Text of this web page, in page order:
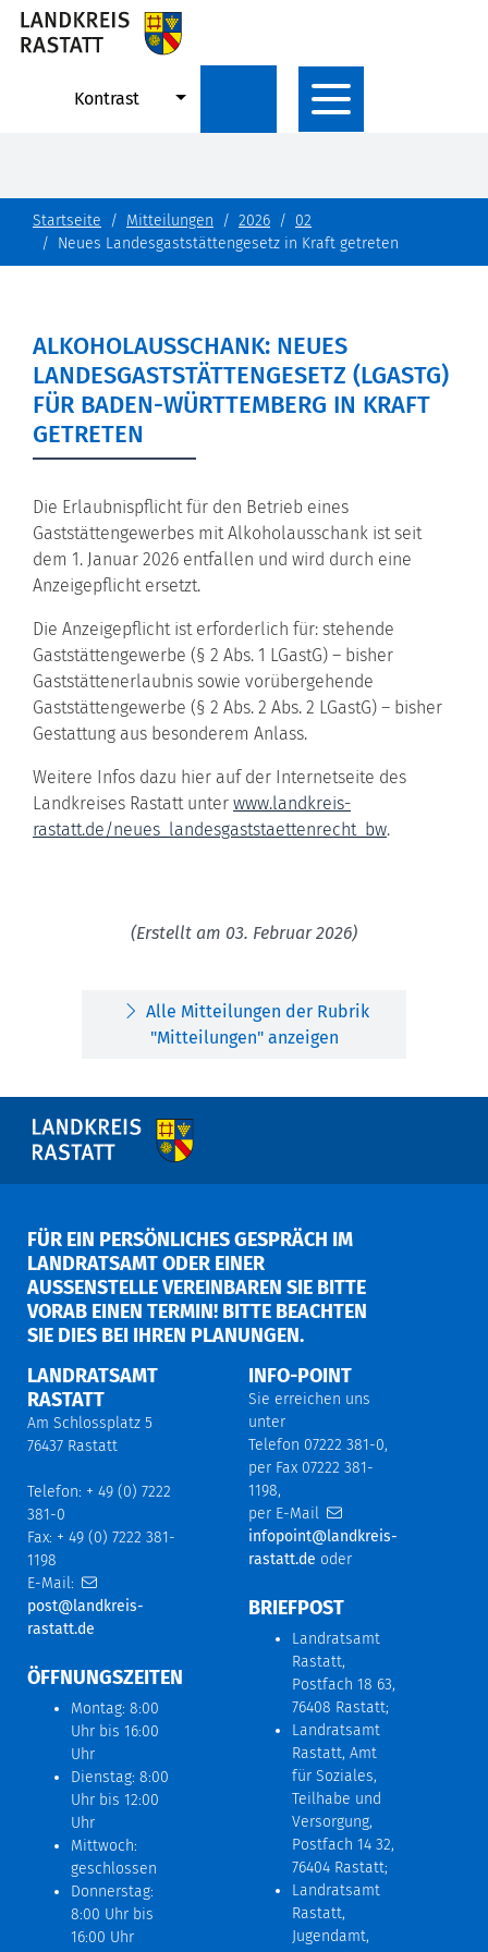
Kontrast
Startseite Mitteilungen 2026
02
Neues Landesgaststättengesetz in Kraft getreten
ALKOHOLAUSSCHANK: NEUES
LANDESGASTSTÄTTENGESETZ (LGASTG)
FÜR BADEN-WÜRTTEMBERG IN KRAFT
GETRETEN
Die Erlaubnispflicht für den Betrieb eines
Gaststättengewerbes mit Alkoholausschank ist seit
dem 1. Januar 2026 entfallen und wird durch eine
Anzeigepflicht ersetzt.
Die Anzeigepflicht ist erforderlich für: stehende
Gaststättengewerbe (§ 2 Abs. 1 LGastG) – bisher
Gaststättenerlaubnis sowie vorübergehende
Gaststättengewerbe (§ 2 Abs. 2 Abs. 2 LGastG) – bisher
Gestattung aus besonderem Anlass.
Weitere Infos dazu hier auf der Internetseite des
Landkreises Rastatt unter www.landkreis-
rastatt.de/neues_landesgaststaettenrecht_bw.
(Erstellt am 03. Februar 2026)
Alle Mitteilungen der Rubrik
"Mitteilungen" anzeigen
FÜR EIN PERSÖNLICHES GESPRÄCH IM
LANDRATSAMT ODER EINER
AUSSENSTELLE VEREINBAREN SIE BITTE V
ORAB EINEN TERMIN! BITTE BEACHTEN S
IE DIES BEI IHREN PLANUNGEN.
LANDRATSAMT
RASTATT
Am Schlossplatz 5
76437 Rastatt
Telefon: + 49 (0) 7222
381-0
Fax: + 49 (0) 7222 381-
1198
E-Mail:
post@landkreis-
rastatt.de
ÖFFNUNGSZEITEN
Montag: 8:00
Uhr bis 16:00
Uhr
Dienstag: 8:00
Uhr bis 12:00
Uhr
Mittwoch:
geschlossen
Donnerstag:
8:00 Uhr bis
16:00 Uhr
INFO-POINT
Sie erreichen uns
unter
Telefon 07222 381-0,
per Fax 07222 381-
1198,
per E-Mail
infopoint@landkreis-
rastatt.de oder
BRIEFPOST
Landratsamt
Rastatt,
Postfach 18 63,
76408 Rastatt;
Landratsamt
Rastatt, Amt
für Soziales,
Teilhabe und
Versorgung,
Postfach 14 32,
76404 Rastatt;
Landratsamt
Rastatt,
Jugendamt,